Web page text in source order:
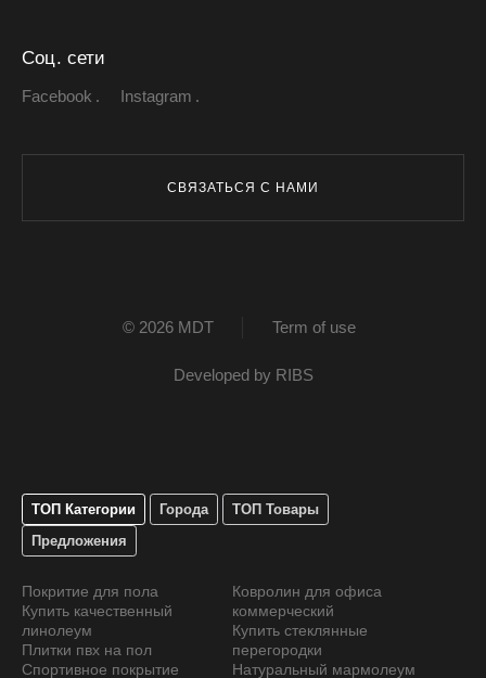
Соц. сети
Facebook Instagram
СВЯЗАТЬСЯ С НАМИ
© 2026 MDT Term of use
Developed by RIBS
ТОП Категории Города
ТОП Товары
Предложения
Покритие для пола
Купить качественный
линолеум
Плитки пвх на пол
Спортивное покрытие
Ковролин для офиса
коммерческий
Купить стеклянные
перегородки
Натуральный мармолеум